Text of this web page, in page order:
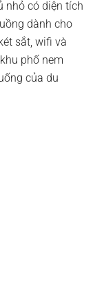
nhỏ có diện tích
dành cho
sắt, wifi và
phố nem
của du